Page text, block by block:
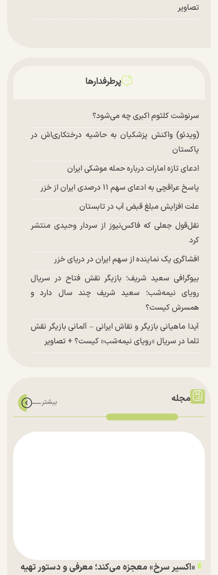
تصاویر
پرطرفدارها
سرنوشت کلثوم اکبری چه می‌شود؟
(ویدئو) واکنش پزشکیان به حاشیه درختکاری‌اش در
پاکستان
ادعای تازه امارات درباره حمله موشکی ایران
پاسخ عراقچی به ادعای سهم ۱۱ درصدی ایران از خزر
علت افزایش مبلغ قبض آب در تابستان
نقل‌قول جعلی که فاکس‌نیوز از سردار وحیدی منتشر
کرد
افشاگری یک نماینده از سهم ایران در دریای خزر
بیوگرافی سعید شریف؛ بازیگر نقش فتاح در سریال
رویای نیمه‌شب؛ سعید شریف چند سال دارد و
همسرش کیست؟
آیدا ماهیانی بازیگر و نقاش ایرانی – آلمانی بازیگر نقش
تلما در سریال «رویای نیمه‌شب» کیست؟ + تصاویر
مجله
«اکسیر سرخ» معجزه می‌کند؛ معرفی و دستور تهیه